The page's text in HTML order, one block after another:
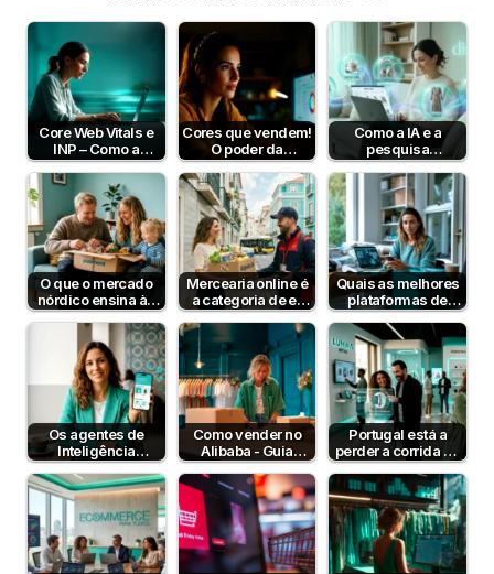
Core Web Vitals e
INP – Como a
Velocidade e
Interatividade do…
Cores que vendem!
O poder da
psicologia da cor
para aumentar…
Como a IA e a
pesquisa
semântica podem
aumentar a taxa de
conversão?
O que o mercado
nórdico ensina às
lojas online
portuguesas?
Mercearia online é
a categoria de e-
commerce que
mais cresce em
2026
Quais as melhores
plataformas de
pagamento em
Portugal em 2026?
Os agentes de
Inteligência
Artificial já
compram por nós
— e o…
Como vender no
Alibaba - Guia
Completo para
Empresas B2B em
Portugal
Portugal está a
perder a corrida da
IA no e-commerce
— mas…